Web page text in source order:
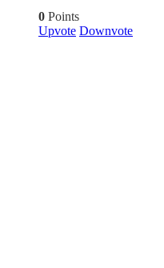
0 Points
Upvote Downvote